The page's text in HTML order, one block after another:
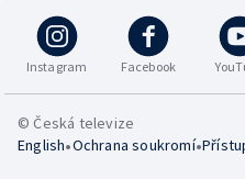
Instagram Facebook
© Česká televize
English•Ochrana soukromí•